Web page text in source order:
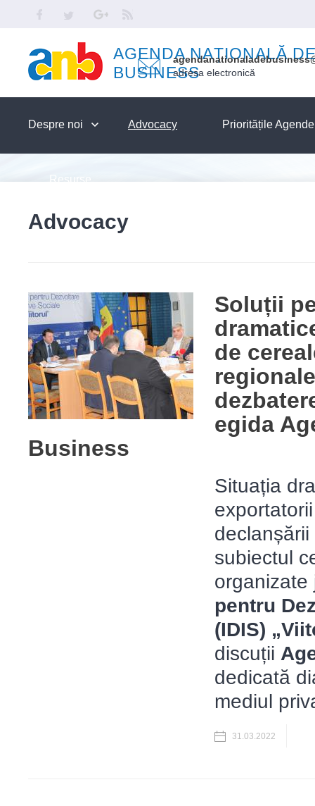
Facebook
Twitter Google
AGENDA NAȚIONALĂ
BUSINESSadresa electronică
Despre noi Advocacy Prioritățile
Resurse
Advocacy
Soluții
de
egida
Business
Situația
subiectul
pentru
(IDIS)
discuții
dedicată
mediul
31.03.2022